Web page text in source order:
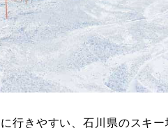
行きやすい、石川県のスキー